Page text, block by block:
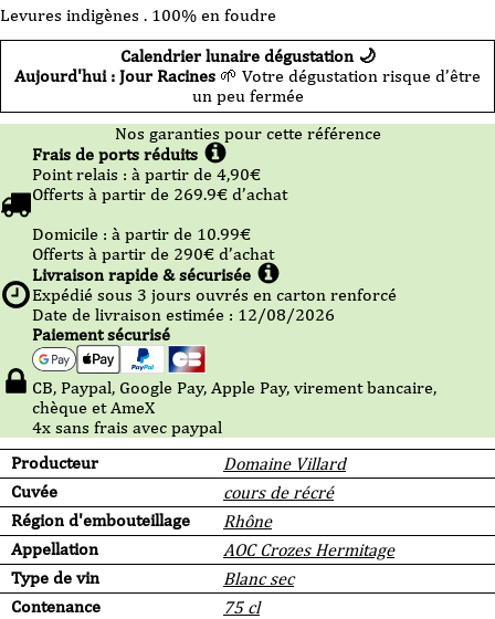
Levures indigènes . 100% en foudre
Calendrier lunaire dégustation 🌙
Aujourd'hui : Jour Racines 🌱 Votre dégustation risque d’être
un peu fermée
Producteur
Domaine Villard
Cuvée
cours de récré
Région d'embouteillage
Rhône
Appellation
AOC Crozes Hermitage
Type de vin
Blanc sec
Contenance
75 cl
Nos garanties pour cette référence
Frais de ports réduits
Point relais : à partir de 4,90€
Offerts à partir de 269.9€ d’achat
Domicile : à partir de 10.99€
Offerts à partir de 290€ d’achat
Livraison rapide & sécurisée
Expédié sous 3 jours ouvrés en carton renforcé
Date de livraison estimée : 12/08/2026
Paiement sécurisé
CB, Paypal, Google Pay, Apple Pay, virement bancaire,
chèque et AmeX
4x sans frais avec paypal